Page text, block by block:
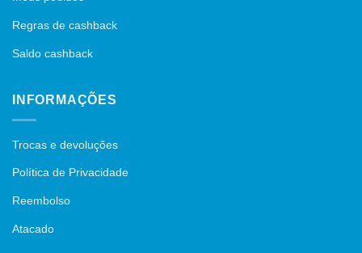
Regras de cashback
Saldo cashback
INFORMAÇÕES
Trocas e devoluções
Política de Privacidade
Reembolso
Atacado